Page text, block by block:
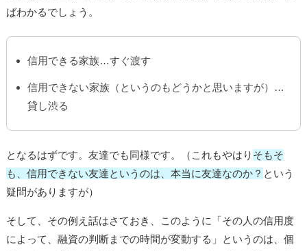
ばわかるでしょう。
信用できる家族…すぐ渡す
信用できない家族（というのもどうかと思いますが）…
貸し渋る
となるはずです。友達でも同様です。（これもやはり そもそ
も、信用できない友達というのは、本当に友達なのか？ という
疑問がありますが）
そして、その例え話はさておき、このように「その人の信用度
によって、融資の判断までの時間が変動する」というのは、個